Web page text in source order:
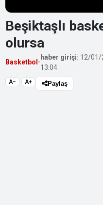
Beşiktaşlı
olursa
Basketbol •
haber girişi: 12/01/
13:04
A− A+ Paylaş